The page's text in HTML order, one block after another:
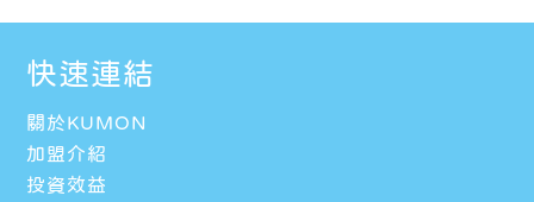
快速連結
關於KUMON
加盟介紹
投資效益